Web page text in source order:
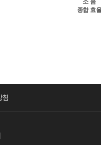
소 음
종합 효
침